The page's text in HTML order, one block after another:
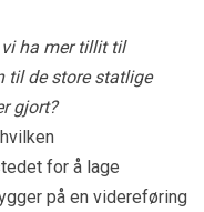
ha mer tillit til
til de store statlige
gjort?
for å lage
på en videreføring